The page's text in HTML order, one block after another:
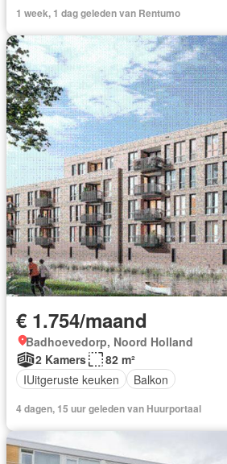
1 week, 1 dag geleden van Rentumo
€ 1.754/maand
Badhoevedorp, Noord Holland
2 Kamers
82 m²
IUitgeruste keuken
Balkon
4 dagen, 15 uur geleden van Huurportaal